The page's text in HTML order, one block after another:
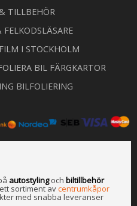
TILLBEHÖR
I STOCKHOLM
BIL FÄRGKARTOR
BILFOLIERING
autostylingoch biltillbehör
sortiment avcentrumkåpor
med snabba leveranser